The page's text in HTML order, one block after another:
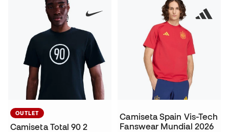
OUTLET
Camiseta Total 90 2
Camiseta Spain Vis-Tech
Fanswear Mundial 2026